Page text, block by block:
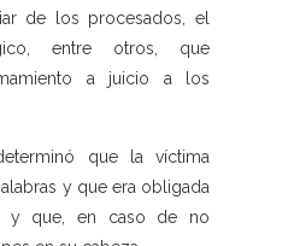
de los procesados, el
entre otros, que
a juicio a los
que la víctima
y que era obligada
y que, en caso de no